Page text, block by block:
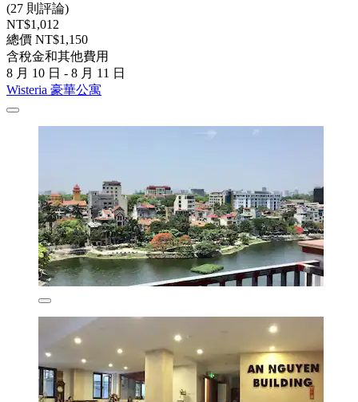
(27 則評論)
NT$1,012
總價 NT$1,150
含稅金和其他費用
8 月 10 日 - 8 月 11 日
Wisteria 豪華公寓